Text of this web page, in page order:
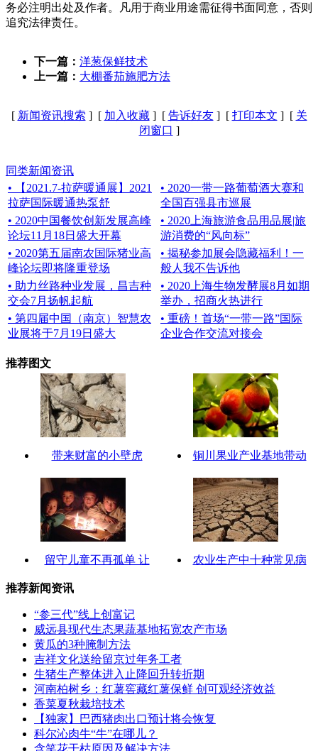
务必注明出处及作者。凡用于商业用途需征得书面同意，否则
追究法律责任。
下一篇： 洋葱保鲜技术
上一篇： 大棚番茄施肥方法
[ 新闻资讯搜索 ] [ 加入收藏] [ 告诉好友] [ 打印本文 ] [ 关
闭窗口 ]
同类新闻资讯
• 【2021.7-拉萨暖通展】2021
拉萨国际暖通热泵舒
• 2020一带一路葡萄酒大赛和
全国百强县市巡展
• 2020中国餐饮创新发展高峰
论坛11月18日盛大开幕
• 2020上海旅游食品用品展|旅
游消费的“风向标”
• 2020第五届南农国际猪业高
峰论坛即将隆重登场
• 揭秘参加展会隐藏福利！一
般人我不告诉他
• 助力丝路种业发展，昌吉种
交会7月扬帆起航
• 2020上海生物发酵展8月如期
举办，招商火热进行
• 第四届中国（南京）智慧农
业展将于7月19日盛大
• 重磅！首场“一带一路”国际
企业合作交流对接会
推荐图文
带来财富的小壁虎 铜川果业产业基地带动
留守儿童不再孤单 让 农业生产中十种常见病
推荐新闻资讯
“参三代”线上创富记
威远县现代生态果蔬基地拓宽农产市场
黄瓜的3种腌制方法
吉祥文化送给留京过年务工者
生猪生产整体进入止降回升转折期
河南柏树乡：红薯窖藏红薯保鲜 创可观经济效益
香菜夏秋栽培技术
【独家】巴西猪肉出口预计将会恢复
科尔沁肉牛“牛”在哪儿？